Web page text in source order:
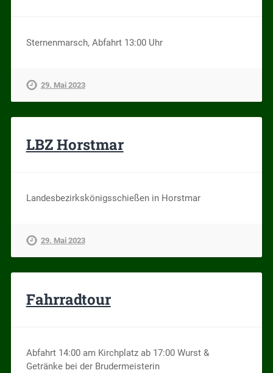
Sternenmarsch, Abfahrt 13:00 Uhr
29. Mai 2023
LBZ Horstmar
Landesbezirkskönigsschießen in Horstmar
29. Mai 2023
Fahrradtour
Abfahrt 14:00 am Kirchplatz ab 17:00 Wurst &
Getränke bei der Brudermeisterin